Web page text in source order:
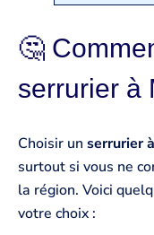
🤔
serrurier à
Choisir un serrurier
surtout si vous ne
la région. Voici
votre choix :